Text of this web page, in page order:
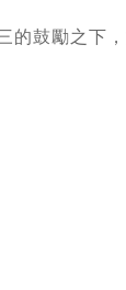
的鼓勵之下